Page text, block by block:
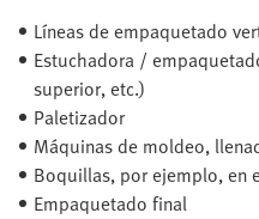
Líneas de empaquetado
Estuchadora /
superior, etc.)
Paletizador
Máquinas de moldeo,
Boquillas, por ejemplo, en
Empaquetado final